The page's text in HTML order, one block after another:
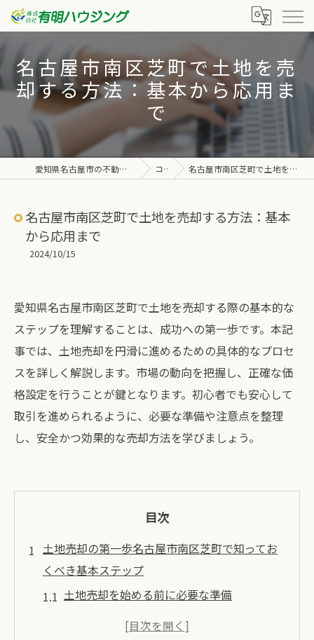
名古屋市南区芝町で土地を売
却する方法：基本から応用ま
で
愛知県名古屋市の不動産なら株式会社有明ハウジング コラム 名古屋市南区芝町で土地を売却する方法：基本から応用まで
名古屋市南区芝町で土地を売却する方法：基本
から応用まで
2024/10/15
愛知県名古屋市南区芝町で土地を売却する際の基本的な
ステップを理解することは、成功への第一歩です。本記
事では、土地売却を円滑に進めるための具体的なプロセ
スを詳しく解説します。市場の動向を把握し、正確な価
格設定を行うことが鍵となります。初心者でも安心して
取引を進められるように、必要な準備や注意点を整理
し、安全かつ効果的な売却方法を学びましょう。
目次
土地売却の第一歩名古屋市南区芝町で知ってお
くべき基本ステップ
土地売却を始める前に必要な準備
名古屋市南区芝町の土地売却の基礎知識